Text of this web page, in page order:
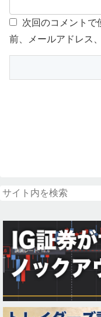
次回のコメントで
前、メールアドレス